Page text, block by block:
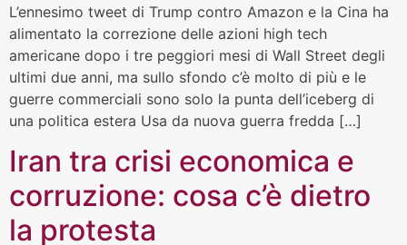
L’ennesimo tweet di Trump contro Amazon e la Cina ha
alimentato la correzione delle azioni high tech
americane dopo i tre peggiori mesi di Wall Street degli
ultimi due anni, ma sullo sfondo c’è molto di più e le
guerre commerciali sono solo la punta dell’iceberg di
una politica estera Usa da nuova guerra fredda […]
Iran tra crisi economica e
corruzione: cosa c’è dietro
la protesta